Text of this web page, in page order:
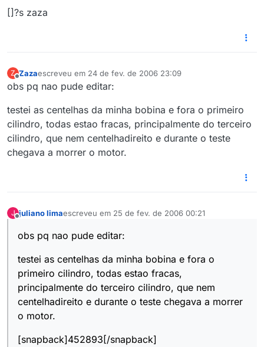
[]?s zaza
Z Zazaescreveu em 24 de fev. de 2006 23:09
última edição por
obs pq nao pude editar:
testei as centelhas da minha bobina e fora o primeiro
cilindro, todas estao fracas, principalmente do terceiro
cilindro, que nem centelhadireito e durante o teste
chegava a morrer o motor.
J juliano limaescreveu em 25 de fev. de 2006 00:21
última edição por
obs pq nao pude editar:
testei as centelhas da minha bobina e fora o
primeiro cilindro, todas estao fracas,
principalmente do terceiro cilindro, que nem
centelhadireito e durante o teste chegava a morrer
o motor.
[snapback]452893[/snapback]